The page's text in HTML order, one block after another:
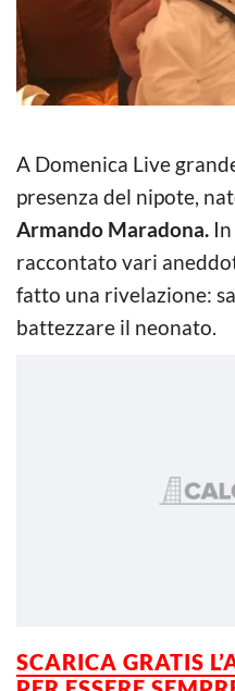
A Domenica Live
presenza del nipote,
Armando Maradona.
raccontato vari
fatto una rivelazione:
battezzare il neonato.
SCARICA GRATIS